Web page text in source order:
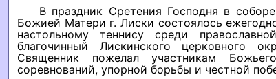
В праздник Сретения Господня в
Божией Матери г. Лиски состоялось
настольному теннису среди
благочинный Лискинского церковного
Священник пожелал участникам
соревнований, упорной борьбы и честной